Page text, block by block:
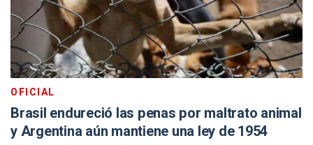
OFICIAL
Brasil endureció las penas por maltrato animal
y Argentina aún mantiene una ley de 1954